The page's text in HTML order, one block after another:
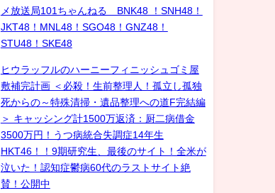
メ放送局101ちゃんねる BNK48 ！SNH48！
JKT48！MNL48！SGO48！GNZ48！
STU48！SKE48
ヒウラッフルのハーニーフィニッシュゴミ屋
敷補完計画 ＜必殺！生前整理人！孤立し孤独
死からの～特殊清掃・遺品整理への道F完結編
＞ キャッシング計1500万返済：厨二病借金
3500万円！うつ病統合失調症14年生
HKT46！！9期研究生、最後のサイト！全米が
泣いた！認知症鬱病60代のラストサイト絶
賛！公開中